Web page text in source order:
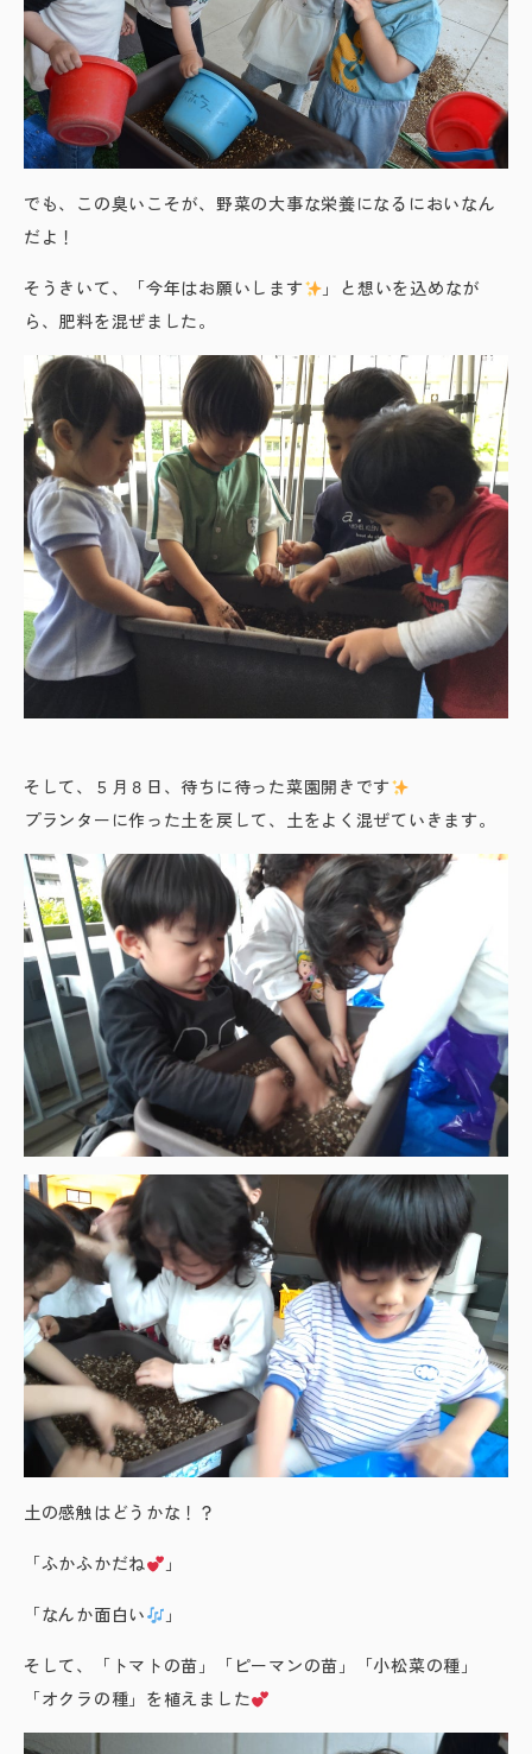
でも、この臭いこそが、野菜の大事な栄養になるにおいなん
だよ！
そうきいて、「今年はお願いします
」と想いを込めなが
ら、肥料を混ぜました。
そして、５月８日、待ちに待った菜園開きです
プランターに作った土を戻して、土をよく混ぜていきます。
土の感触はどうかな！？
「ふかふかだね 」
「なんか面白い 」
そして、「トマトの苗」「ピーマンの苗」「小松菜の種」
「オクラの種」を植えました